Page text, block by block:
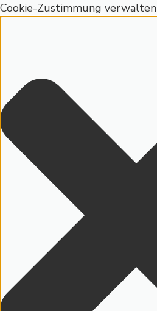
Cookie-Zustimmung verwalten